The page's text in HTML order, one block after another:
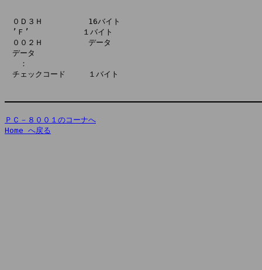
０Ｄ３Ｈ　　　　　　16バイト
’Ｆ’　　　　　　　１バイト
００２Ｈ　　　　　　データ
データ
：
チェックコード　　　１バイト
ＰＣ－８００１のコーナへ
Home へ戻る